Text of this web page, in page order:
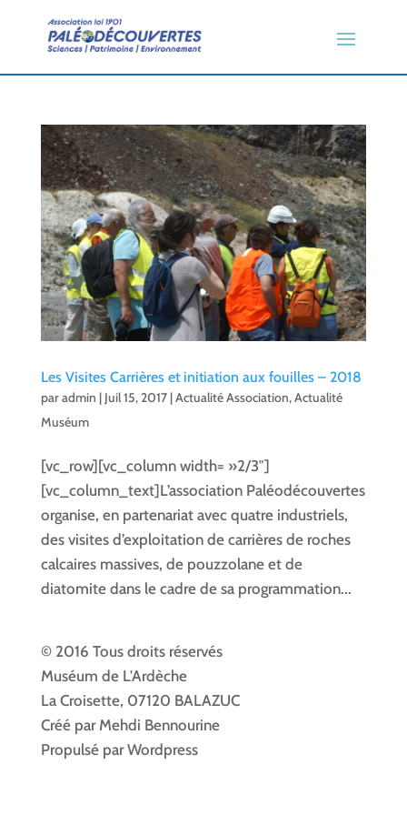
Les Visites Carrières et initiation aux fouilles – 2018
paradmin | Juil 15, 2017|Actualité Association,Actualité
Muséum
[vc_row][vc_column width= »2/3″]
[vc_column_text]L’association Paléodécouvertes
organise, en partenariat avec quatre industriels,
des visites d’exploitation de carrières de roches
calcaires massives, de pouzzolane et de
diatomite dans le cadre de sa programmation...
© 2016 Tous droits réservés
Muséum de L'Ardèche
La Croisette, 07120 BALAZUC
Créé par Mehdi Bennourine
Propulsé par Wordpress